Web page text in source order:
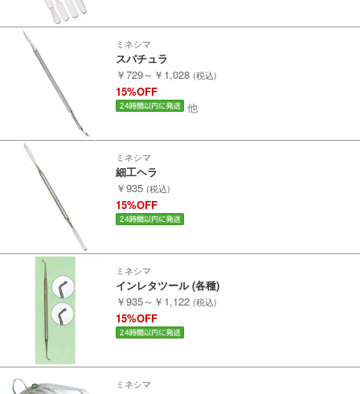
ミネシマ
スパチュラ
￥729～￥1,028 (税込)
15%OFF
他
ミネシマ
細工ヘラ
￥935 (税込)
15%OFF
ミネシマ
インレタツール (各種)
￥935～￥1,122 (税込)
15%OFF
ミネシマ